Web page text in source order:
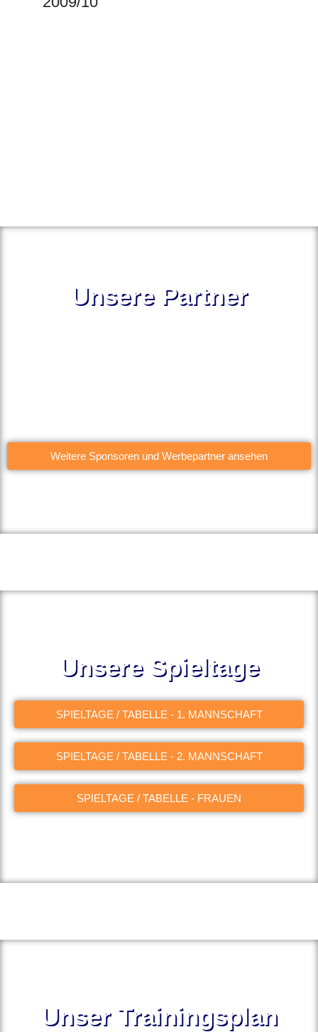
Unsere Partner
Weitere Sponsoren und Werbepartner ansehen
Unsere Spieltage
SPIELTAGE / TABELLE - 1. MANNSCHAFT
SPIELTAGE / TABELLE - 2. MANNSCHAFT
SPIELTAGE / TABELLE - FRAUEN
Unser Trainingsplan